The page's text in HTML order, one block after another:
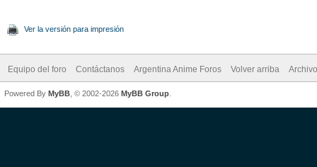
Ver la versión para impresión
Equipo del foro Contáctanos Argentina Anime Foros Volver arriba
Powered By MyBB , © 2002-2026 MyBB Group